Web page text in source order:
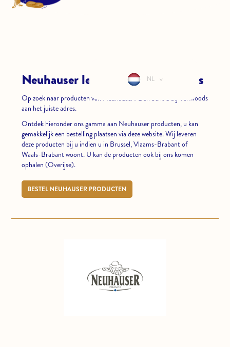
Neuhauser leverancier - Verfifoods
Op zoek naar producten van Neuhauser? Dan bent u bij Verfifoods
aan het juiste adres.
Ontdek hieronder ons gamma aan Neuhauser producten, u kan
gemakkelijk een bestelling plaatsen via deze website. Wij leveren
deze producten bij u indien u in Brussel, Vlaams-Brabant of
Waals-Brabant woont. U kan de producten ook bij ons komen
ophalen (Overijse).
BESTEL NEUHAUSER PRODUCTEN
NL >